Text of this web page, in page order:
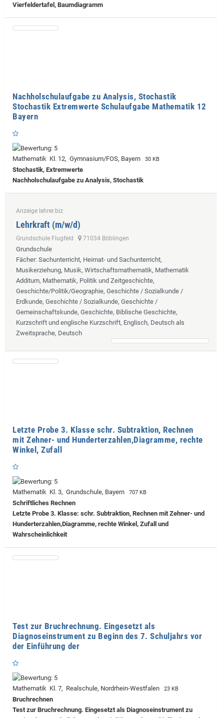
Vierfeldertafel, Baumdiagramm
Nachholschulaufgabe zu Analysis, Stochastik
Stochastik Extremwerte Schulaufgabe Mathematik 12
Bayern
Mathematik Kl. 12, Gymnasium/FOS, Bayern 30 KB
Stochastik, Extremwerte
Nachholschulaufgabe zu Analysis, Stochastik
Anzeige lehrer.biz
Lehrkraft (m/w/d)
Grundschule Flugfeld 71034 Böblingen
Grundschule
Fächer: Sachunterricht, Heimat- und Sachunterricht,
Musikerziehung, Musik, Wirtschaftsmathematik, Mathematik
Additum, Mathematik, Politik und Zeitgeschichte,
Geschichte/Politik/Geographie, Geschichte / Sozialkunde /
Erdkunde, Geschichte / Sozialkunde, Geschichte /
Gemeinschaftskunde, Geschichte, Biblische Geschichte,
Kurzschrift und englische Kurzschrift, Englisch, Deutsch als
Zweitsprache, Deutsch
Letzte Probe 3. Klasse schr. Subtraktion, Rechnen
mit Zehner- und Hunderterzahlen,Diagramme, rechte
Winkel, Zufall
Mathematik Kl. 3, Grundschule, Bayern 707 KB
Schriftliches Rechnen
Letzte Probe 3. Klasse: schr. Subtraktion, Rechnen mit Zehner- und
Hunderterzahlen,Diagramme, rechte Winkel, Zufall und
Wahrscheinlichkeit
Test zur Bruchrechnung. Eingesetzt als
Diagnoseinstrument zu Beginn des 7. Schuljahrs vor
der Einführung der
Mathematik Kl. 7, Realschule, Nordrhein-Westfalen 23 KB
Bruchrechnen
Test zur Bruchrechnung. Eingesetzt als Diagnoseinstrument zu